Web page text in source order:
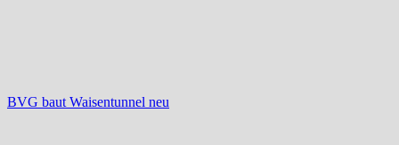
BVG baut Waisentunnel neu